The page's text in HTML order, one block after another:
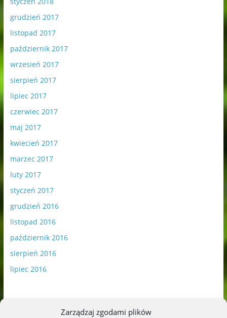
Zarządzaj zgodami plików
grudzień 2017
listopad 2017
październik 2017
wrzesień 2017
sierpień 2017
lipiec 2017
czerwiec 2017
maj 2017
kwiecień 2017
marzec 2017
luty 2017
styczeń 2017
grudzień 2016
listopad 2016
październik 2016
sierpień 2016
lipiec 2016